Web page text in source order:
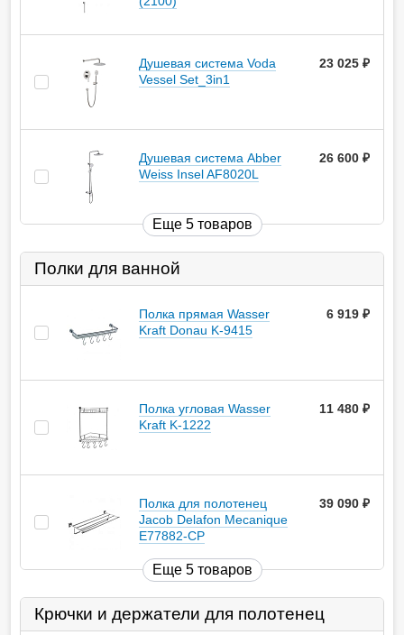
Душевая система Voda
Vessel Set_3in1
23 025
Душевая система Abber
Weiss Insel AF8020L
26 600
Еще 5 товаров
Полки для ванной
Полка прямая Wasser
Kraft Donau K-9415
6 919
Полка угловая Wasser
Kraft K-1222
11 480
Полка для полотенец
Jacob Delafon Mecanique
E77882-CP
39 090
Еще 5 товаров
Крючки и держатели для полотенец